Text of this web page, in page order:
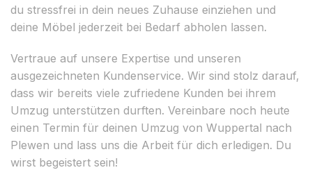
du stressfrei in dein neues Zuhause einziehen und
deine Möbel jederzeit bei Bedarf abholen lassen.
Vertraue auf unsere Expertise und unseren
ausgezeichneten Kundenservice. Wir sind stolz darauf,
dass wir bereits viele zufriedene Kunden bei ihrem
Umzug unterstützen durften. Vereinbare noch heute
einen Termin für deinen Umzug von Wuppertal nach
Plewen und lass uns die Arbeit für dich erledigen. Du
wirst begeistert sein!